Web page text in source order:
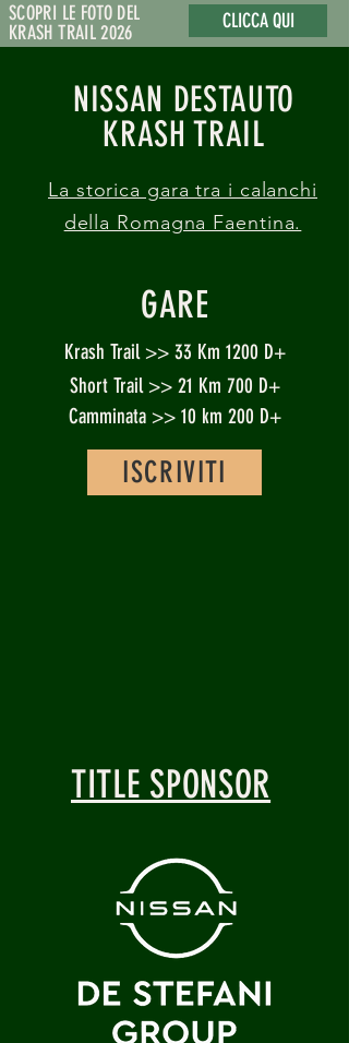
SCOPRI LE FOTO DEL
KRASH TRAIL 2026
CLICCA QUI
NISSAN DESTAUTO
KRASH TRAIL
La storica gara tra i calanchi
della Romagna Faentina.
GARE
Krash Trail >> 33 Km 1200 D+
Short Trail >> 21 Km 700 D+
Camminata >> 10 km 200 D+
ISCRIVITI
TITLE SPONSOR